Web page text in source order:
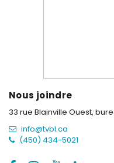
Nous joindre
33 rue Blainville Ouest,
info@tvbl.ca
(450) 434-5021